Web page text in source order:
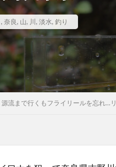
, 奈良, 山, 川, 淡水, 釣り
源流まで行くもフライリールを忘れ…